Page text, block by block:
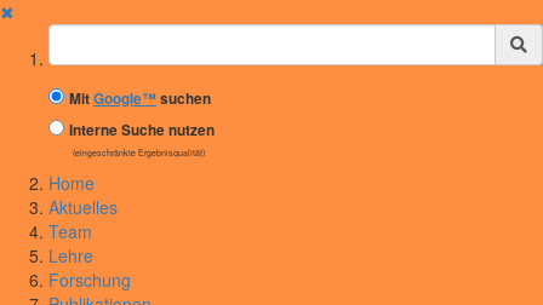
✖
Suchbegriff
MitGoogle™suchen
Interne Suche nutzen
(eingeschränkte Ergebnisqualität)
Home
Aktuelles
Team
Lehre
Forschung